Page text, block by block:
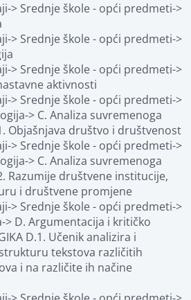
> Srednje škole - opći predmeti->
> Srednje škole - opći predmeti->
> Srednje škole - opći predmeti->
aktivnosti
> Srednje škole - opći predmeti->
> C. Analiza suvremenoga
Objašnjava društvo i društvenost
> Srednje škole - opći predmeti->
> C. Analiza suvremenoga
Razumije društvene institucije,
i društvene promjene
> Srednje škole - opći predmeti->
> D. Argumentacija i kritičko
D.1. Učenik analizira i
tekstova različitih
i na različite ih načine